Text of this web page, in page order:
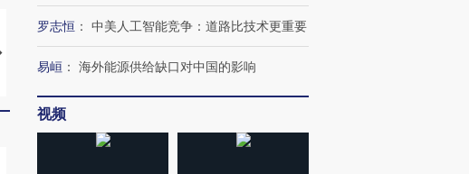
视线｜HYROX的吸金
术：是什么让中产们甘
粒摇头丸 尿检体内含3种
罗志恒 ： 中美人工智能竞争：道路比技术更重要
易峘 ： 海外能源供给缺口对中国的影响
视频